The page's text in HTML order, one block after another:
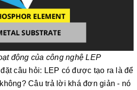
động của công nghệ LEP
câu hỏi: LEP có được tạo ra là để
Câu trả lời khá đơn giản - nó